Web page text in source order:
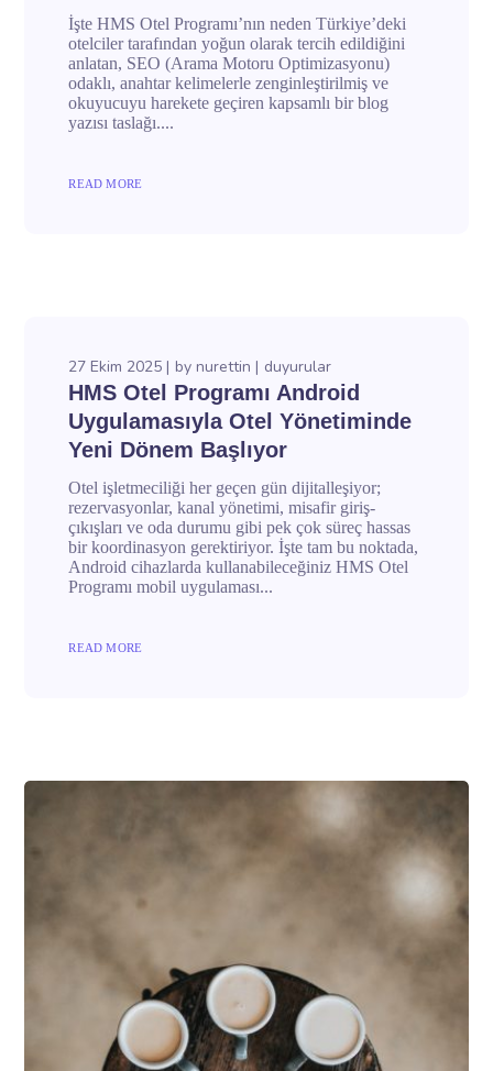
İşte HMS Otel Programı’nın neden Türkiye’deki
otelciler tarafından yoğun olarak tercih edildiğini
anlatan, SEO (Arama Motoru Optimizasyonu)
odaklı, anahtar kelimelerle zenginleştirilmiş ve
okuyucuyu harekete geçiren kapsamlı bir blog
yazısı taslağı....
READ MORE
27 Ekim 2025 by nurettin duyurular
HMS Otel Programı Android
Uygulamasıyla Otel Yönetiminde
Yeni Dönem Başlıyor
Otel işletmeciliği her geçen gün dijitalleşiyor;
rezervasyonlar, kanal yönetimi, misafir giriş-
çıkışları ve oda durumu gibi pek çok süreç hassas
bir koordinasyon gerektiriyor. İşte tam bu noktada,
Android cihazlarda kullanabileceğiniz HMS Otel
Programı mobil uygulaması...
READ MORE